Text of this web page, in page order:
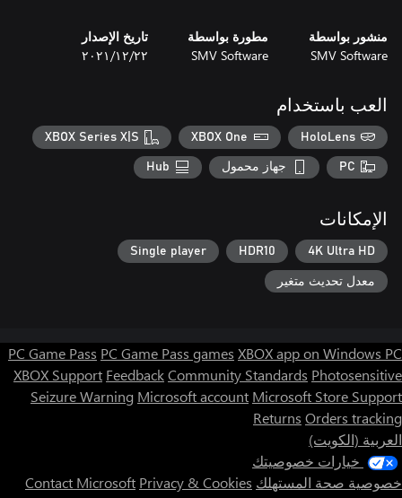
منشور بواسطة
SMV Software
مطورة بواسطة
SMV Software
تاريخ الإصدار
٢٢‏/١٢‏/٢٠٢١
العب باستخدام
HoloLens
XBOX One
XBOX Series X|S
PC جهاز محمول Hub
الإمكانات
4K Ultra HD
HDR10
Single player
معدل تحديث متغير
PC Game Pass PC Game Pass games XBOX app on Windows PC
XBOX Support FeedbackCommunity Standards Photosensitive
Seizure Warning Microsoft account Microsoft Store Support
Returns Orders tracking
العربية (الكويت)
خيارات خصوصيتك
خصوصية صحة المستهلك
Contact Microsoft Privacy & Cookies